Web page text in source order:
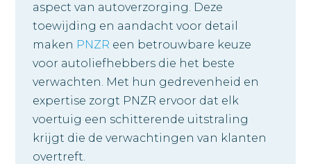
aspect van autoverzorging. Deze
toewijding en aandacht voor detail
maken PNZR een betrouwbare keuze
voor autoliefhebbers die het beste
verwachten. Met hun gedrevenheid en
expertise zorgt PNZR ervoor dat elk
voertuig een schitterende uitstraling
krijgt die de verwachtingen van klanten
overtreft.